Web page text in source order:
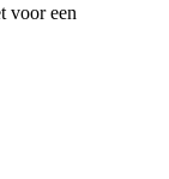
voor een